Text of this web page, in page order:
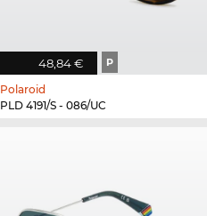
48,84 € P
Polaroid
PLD 4191/S - 086/UC